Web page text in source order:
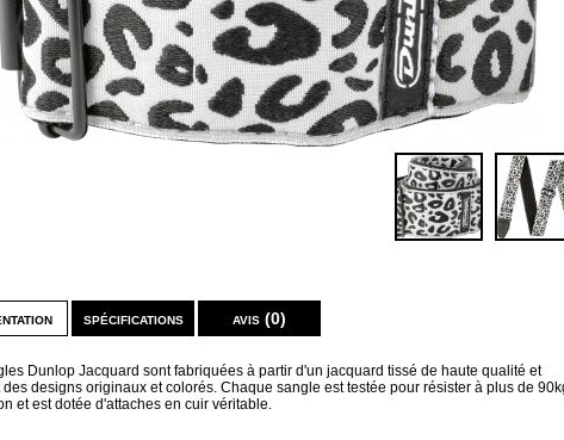
Dunlop Jacquard sont fabriquées à partir d'un jacquard tissé de haute qualité et
designs originaux et colorés. Chaque sangle est testée pour résister à plus de
et est dotée d'attaches en cuir véritable.
spécifications avis (0)